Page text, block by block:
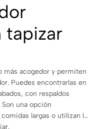
tapizar
más acogedor y permiten
Puedes encontrarlas en
con respaldos
una opción
largas o utilizan la